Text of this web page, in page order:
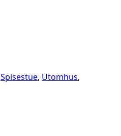
Spisestue, Utomhus,